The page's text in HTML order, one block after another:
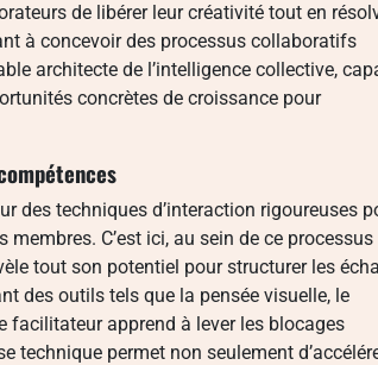
de libérer leur créativité tout en
à concevoir des processus collaboratifs
architecte de l’intelligence collective,
concrètes de croissance pour
des techniques d’interaction rigoureuses
C’est ici, au sein de ce processus
tout son potentiel pour structurer les
des outils tels que la pensée visuelle, le
facilitateur apprend à lever les blocages
technique permet non seulement